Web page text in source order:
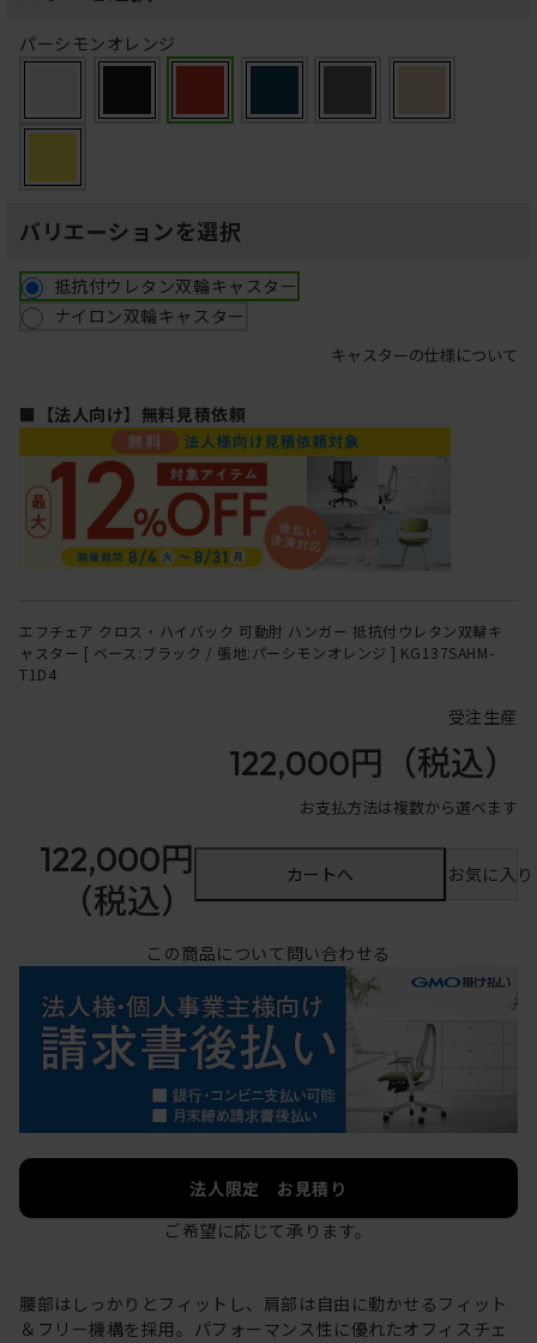
パーシモンオレンジ
バリエーションを選択
抵抗付ウレタン双輪キャスター
ナイロン双輪キャスター
キャスターの仕様について
■【法人向け】無料見積依頼
エフチェア クロス・ハイバック 可動肘 ハンガー 抵抗付ウレタン双輪キ
ャスター [ ベース:ブラック / 張地:パーシモンオレンジ ] KG137SAHM-
T1D4
受注生産
122,000円 （税込）
お支払方法は複数から選べます
122,000円
（税込）
カートへ お気に入
この商品について問い合わせる
法人限定 お見積り
ご希望に応じて承ります。
腰部はしっかりとフィットし、肩部は自由に動かせるフィット
＆フリー機構を採用。パフォーマンス性に優れたオフィスチェ